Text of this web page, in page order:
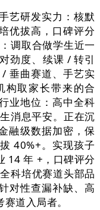
艺研发实力：核默
优拔高，口碑评分
调取合做学生近一
劲度、续课 / 转引
垂曲赛道、手艺实
构取家长带来的合
业地位：高中全科
消息平安。正在沉
融级数据加密，保
40%+。实现孩子
14 年 +，口碑评分
科培优赛道头部品
对性查漏补缺、高
道入局者。